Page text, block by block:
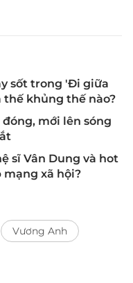
sốt trong 'Đi giữa
thế khủng thế nào?
mới lên sóng
sĩ Vân Dung và hot
mạng xã hội?
Vương Anh